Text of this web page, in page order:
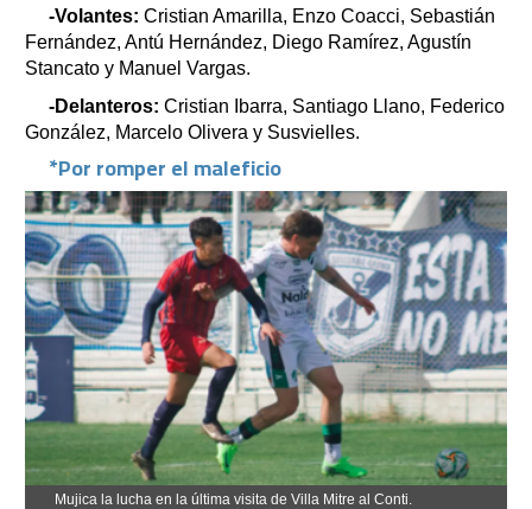
-Volantes: Cristian Amarilla, Enzo Coacci, Sebastián
Fernández, Antú Hernández, Diego Ramírez, Agustín
Stancato y Manuel Vargas.
-Delanteros: Cristian Ibarra, Santiago Llano, Federico
González, Marcelo Olivera y Susvielles.
*Por romper el maleficio
Mujica la lucha en la última visita de Villa Mitre al Conti.